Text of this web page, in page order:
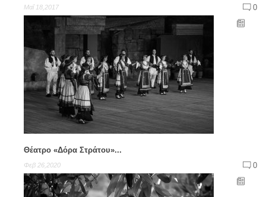
Μαΐ 18,2017 0
Θέατρο «Δόρα Στράτου»...
Φεβ 26,2020 0